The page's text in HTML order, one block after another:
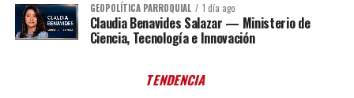
GEOPOLÍTICA PARROQUIAL 1 día ago
Claudia Benavides Salazar — Ministerio de
Ciencia, Tecnología e Innovación
TENDENCIA